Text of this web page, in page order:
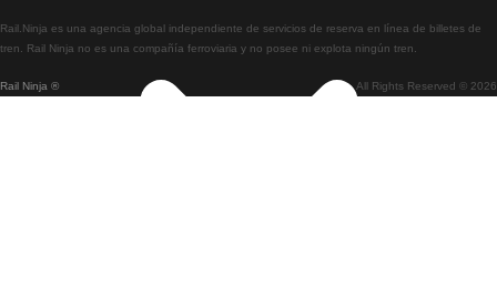
Tren De Lisboa A Braga
Tren De Braga A Lisboa
Rail Ninja ® All Rights Reserved © 2026
Rail.Ninja es una agencia global independiente de servicios de reserva en línea de billetes de
tren. Rail Ninja no es una compañía ferroviaria y no posee ni explota ningún tren.